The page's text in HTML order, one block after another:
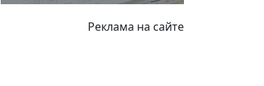
Реклама на сайте